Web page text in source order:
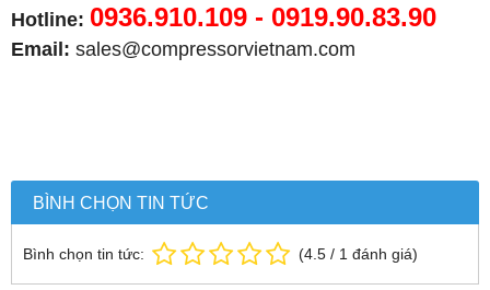
Hotline: 0936.910.109 - 0919.90.83.90
Email: sales@compressorvietnam.com
BÌNH CHỌN TIN TỨC
Bình chọn tin tức: (4.5 / 1 đánh giá)